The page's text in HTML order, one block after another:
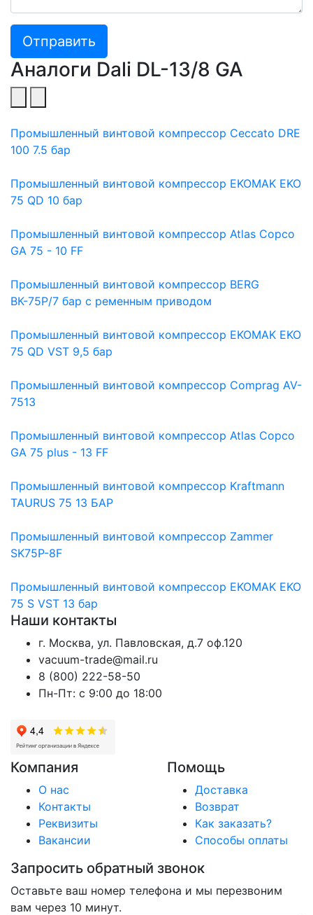
Отправить
Аналоги Dali DL-13/8 GA
Промышленный винтовой компрессор Ceccato DRE
100 7.5 бар
Промышленный винтовой компрессор EKOMAK EKO
75 QD 10 бар
Промышленный винтовой компрессор Atlas Copco
GA 75 - 10 FF
Промышленный винтовой компрессор BERG
ВК-75Р/7 бар с ременным приводом
Промышленный винтовой компрессор EKOMAK EKO
75 QD VST 9,5 бар
Промышленный винтовой компрессор Comprag AV-
7513
Промышленный винтовой компрессор Atlas Copco
GA 75 plus - 13 FF
Промышленный винтовой компрессор Kraftmann
TAURUS 75 13 БАР
Промышленный винтовой компрессор Zammer
SK75P-8F
Промышленный винтовой компрессор EKOMAK EKO
75 S VST 13 бар
Наши контакты
г. Москва, ул. Павловская, д.7 оф.120
vacuum-trade@mail.ru
8 (800) 222-58-50
Пн-Пт: с 9:00 до 18:00
Компания
О нас
Контакты
Реквизиты
Вакансии
Помощь
Доставка
Возврат
Как заказать?
Способы оплаты
Запросить обратный звонок
Оставьте ваш номер телефона и мы перезвоним
вам через 10 минут.